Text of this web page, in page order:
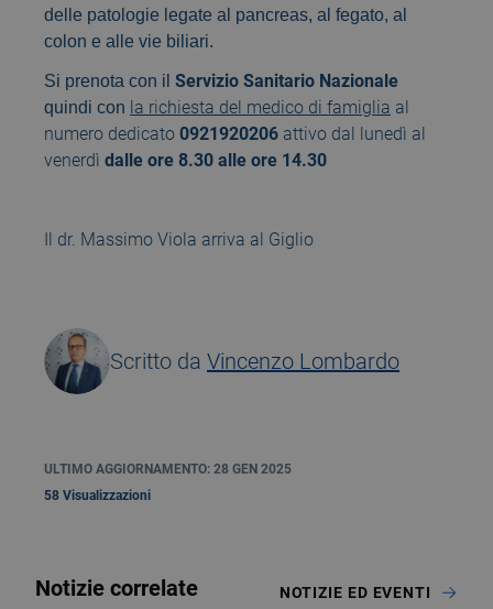
delle patologie legate al pancreas, al fegato, al
colon e alle vie biliari.
Si prenota con il Servizio Sanitario Nazionale
quindi con la richiesta del medico di famiglia al
numero dedicato 0921920206 attivo dal lunedì al
venerdì dalle ore 8.30 alle ore 14.30
Il dr. Massimo Viola arriva al Giglio
Scritto da Vincenzo Lombardo
ULTIMO AGGIORNAMENTO: 28 GEN 2025
58 Visualizzazioni
Notizie correlate NOTIZIE ED EVENTI